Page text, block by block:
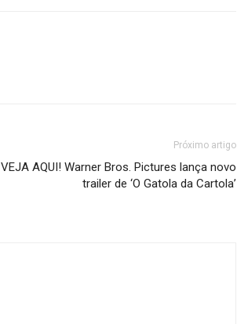
Próximo artigo
VEJA AQUI! Warner Bros. Pictures lança novo
trailer de ‘O Gatola da Cartola’